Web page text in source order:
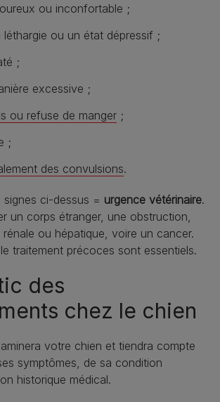
ou inconfortable ;
léthargie ou un état dépressif ;
;
excessive ;
ou refuse de manger ;
;
des convulsions.
ci‑dessus = urgence vétérinaire.
un corps étranger, une obstruction,
ou hépatique, voire un cancer.
traitement précoces sont essentiels.
des
chez le chien
votre chien et tiendra compte
symptômes, de sa condition
historique médical.